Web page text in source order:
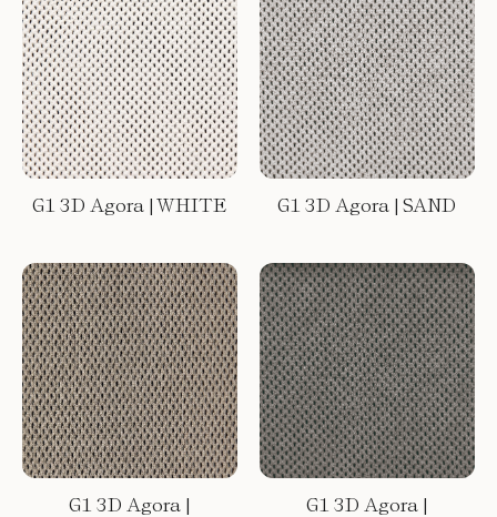
G1 3D Agora | WHITE G1 3D Agora | SAND
G1 3D Agora |
G1 3D Agora |